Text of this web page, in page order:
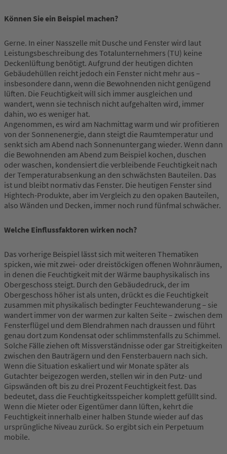
Können Sie ein Beispiel machen?
Gerne. In einer Nasszelle mit Dusche und Fenster wird laut
Leistungsbeschreibung des Totalunternehmers (TU) keine
Deckenlüftung benötigt. Aufgrund der heutigen dichten
Gebäudehüllen reicht jedoch ein Fenster nicht mehr aus –
insbesondere dann, wenn die Bewohnenden nicht genügend
lüften. Die Feuchtigkeit will sich immer ausgleichen und
wandert, wenn sie technisch nicht aufgehalten wird, immer
dahin, wo es weniger hat.
Angenommen, es wird am Nachmittag warm und wir profitieren
von der Sonnenenergie, dann steigt die Raumtemperatur und
senkt sich am Abend nach Sonnenuntergang wieder. Wenn dann
die Bewohnenden am Abend zum Beispiel kochen, duschen
oder waschen, kondensiert die verbleibende Feuchtigkeit nach
der Temperaturabsenkung an den schwächsten Bauteilen. Das
ist und bleibt normativ das Fenster. Die heutigen Fenster sind
Hightech-Produkte, aber im Vergleich zu den opaken Bauteilen,
also Wänden und Decken, immer noch rund fünfmal schwächer.
Welche Einflussfaktoren wirken noch?
Das vorherige Beispiel lässt sich mit weiteren Thematiken
spicken, wie mit zwei- oder dreistöckigen offenen Wohnräumen,
in denen die Feuchtigkeit mit der Wärme bauphysikalisch ins
Obergeschoss steigt. Durch den Gebäudedruck, der im
Obergeschoss höher ist als unten, drückt es die Feuchtigkeit
zusammen mit physikalisch bedingter Feuchtewanderung – sie
wandert immer von der warmen zur kalten Seite – zwischen dem
Fensterflügel und dem Blendrahmen nach draussen und führt
genau dort zum Kondensat oder schlimmstenfalls zu Schimmel.
Solche Fälle ziehen oft Missverständnisse oder gar Streitigkeiten
zwischen den Bauträgern und den Fensterbauern nach sich.
Wenn die Situation eskaliert und wir Monate später als
Gutachter beigezogen werden, stellen wir in den Putz- und
Gipswänden oft bis zu drei Prozent Feuchtigkeit fest. Das
bedeutet, dass die Feuchtigkeitsspeicher komplett gefüllt sind.
Wenn die Mieter oder Eigentümer dann lüften, kehrt die
Feuchtigkeit innerhalb einer halben Stunde wieder auf das
ursprüngliche Niveau zurück. So ergibt sich ein Perpetuum
mobile.